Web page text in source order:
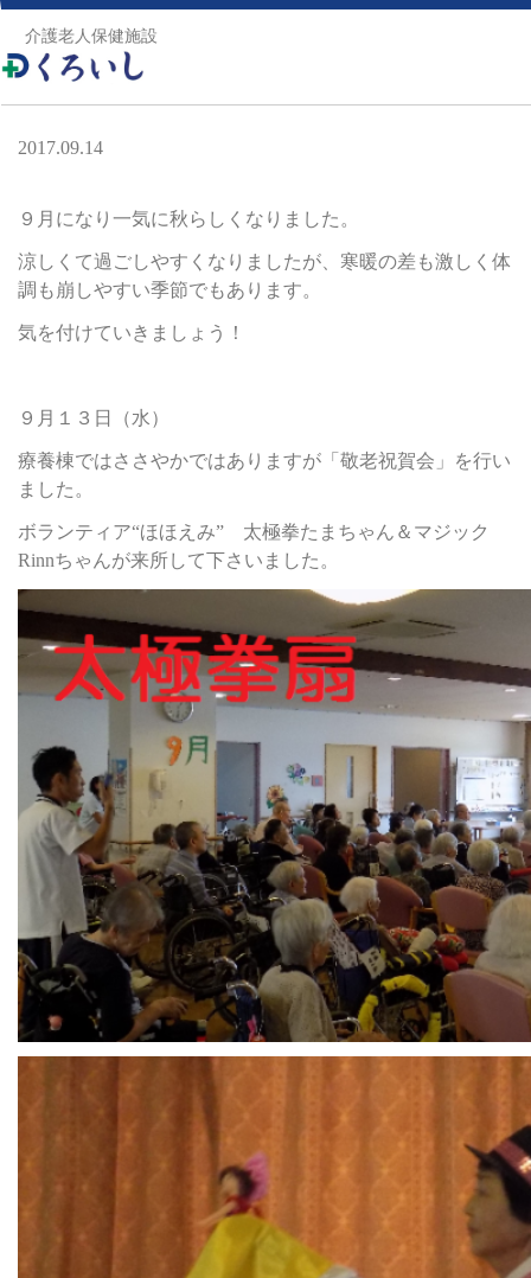
介護老人保健施設
トップ> 老健ブログ> 敬老祝賀会(^^)/
敬老祝賀会(^^)/
2017.09.14
９月になり一気に秋らしくなりました。
涼しくて過ごしやすくなりましたが、寒暖の差も激しく体
調も崩しやすい季節でもあります。
気を付けていきましょう！
９月１３日（水）
療養棟ではささやかではありますが「敬老祝賀会」を行い
ました。
ボランティア“ほほえみ” 太極拳たまちゃん＆マジック
Rinnちゃんが来所して下さいました。